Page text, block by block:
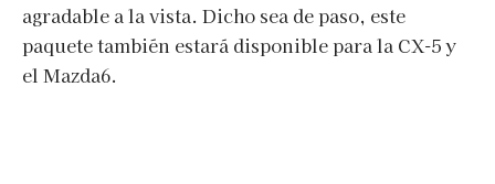
agradable a la vista. Dicho sea de paso, este
paquete también estará disponible para la CX-5 y
el Mazda6.